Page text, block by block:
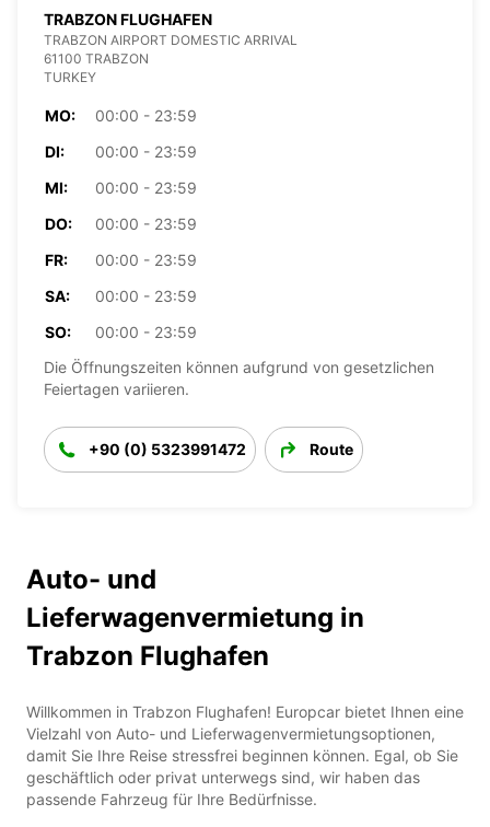
TRABZON FLUGHAFEN
TRABZON AIRPORT DOMESTIC ARRIVAL
61100 TRABZON
TURKEY
MO:
00:00 - 23:59
DI:
00:00 - 23:59
MI:
00:00 - 23:59
DO:
00:00 - 23:59
FR:
00:00 - 23:59
SA:
00:00 - 23:59
SO:
00:00 - 23:59
Die Öffnungszeiten können aufgrund von gesetzlichen
Feiertagen variieren.
+90 (0) 5323991472 Route
Auto- und
Lieferwagenvermietung in
Trabzon Flughafen
Willkommen in Trabzon Flughafen! Europcar bietet Ihnen eine
Vielzahl von Auto- und Lieferwagenvermietungsoptionen,
damit Sie Ihre Reise stressfrei beginnen können. Egal, ob Sie
geschäftlich oder privat unterwegs sind, wir haben das
passende Fahrzeug für Ihre Bedürfnisse.